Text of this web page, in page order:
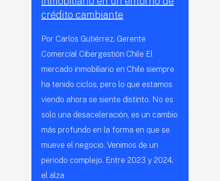
crédito cambiante
Por Carlos Gutiérrez, Gerente
Comercial Cibergestión Chile El
mercado inmobiliario en Chile siempre
ha tenido ciclos, pero lo que estamos
viendo ahora se siente distinto. No es
solo una desaceleración, es un cambio
más profundo en la forma en que se
mueve el negocio. Venimos de un
periodo complejo. Entre 2023 y 2024,
el alza